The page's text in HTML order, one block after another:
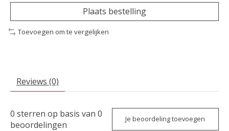
Plaats bestelling
Toevoegen om te vergelijken
Reviews (0)
0 sterren op basis van 0
beoordelingen
Je beoordeling toevoegen